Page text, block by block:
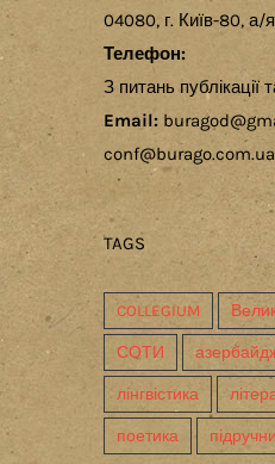
04080, г. Київ-80, а/я
Телефон:
З питань
Email:
TAGS
COLLEGIUM
СОТИ
лінгвістика
поетика